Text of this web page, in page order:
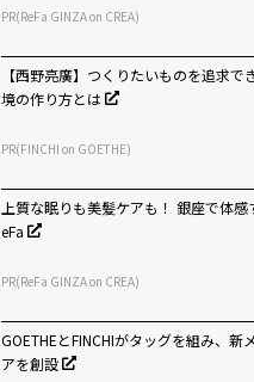
PR(ReFa GINZA on CREA)
【西野亮廣】つくりたいものを追求で
境の作り方とは
PR(FINCHI on GOETHE)
上質な眠りも美髪ケアも！ 銀座で体感
eFa
PR(ReFa GINZA on CREA)
GOETHEとFINCHIがタッグを組み、新
アを創設